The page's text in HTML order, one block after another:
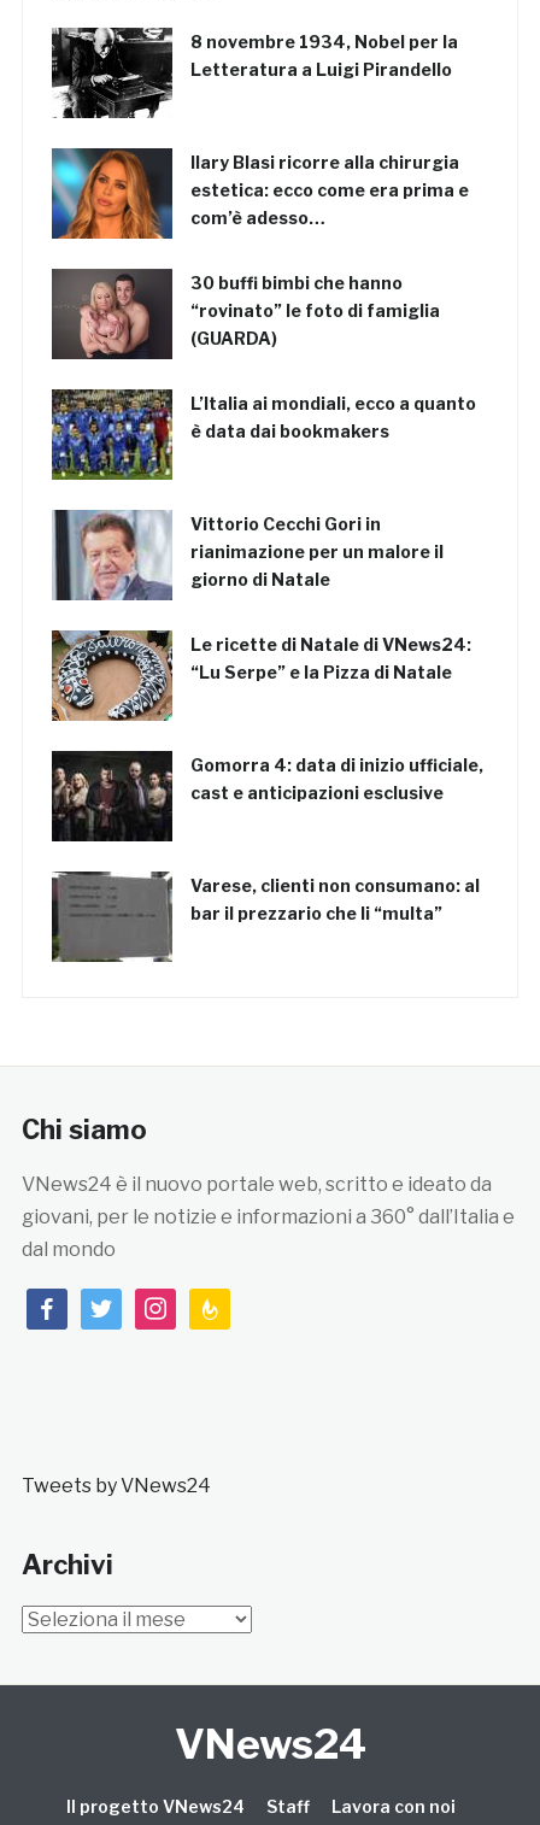
8 novembre 1934, Nobel per la
Letteratura a Luigi Pirandello
Ilary Blasi ricorre alla chirurgia
estetica: ecco come era prima e
com’è adesso…
30 buffi bimbi che hanno
“rovinato” le foto di famiglia
(GUARDA)
L’Italia ai mondiali, ecco a quanto
è data dai bookmakers
Vittorio Cecchi Gori in
rianimazione per un malore il
giorno di Natale
Le ricette di Natale di VNews24:
“Lu Serpe” e la Pizza di Natale
Gomorra 4: data di inizio ufficiale,
cast e anticipazioni esclusive
Varese, clienti non consumano: al
bar il prezzario che li “multa”
Chi siamo
VNews24 è il nuovo portale web, scritto e ideato da
giovani, per le notizie e informazioni a 360° dall’Italia e
dal mondo
facebooktwitterinstagramfeedburner
Tweets by VNews24
Archivi
Archivi
VNews24
Il progetto VNews24 Staff Lavora con noi